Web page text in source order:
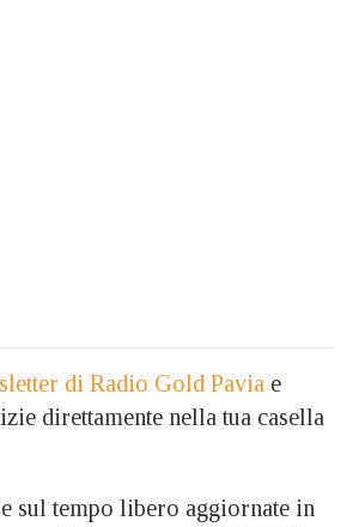
di Radio Gold Pavia e
direttamente nella tua casella
sul tempo libero aggiornate in